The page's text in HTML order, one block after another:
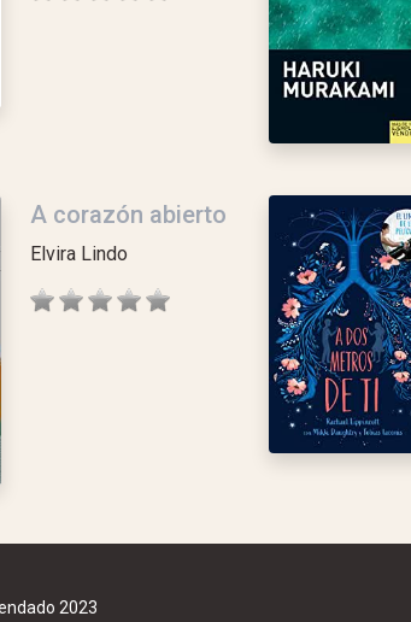
A corazón abierto
Elvira Lindo
2023